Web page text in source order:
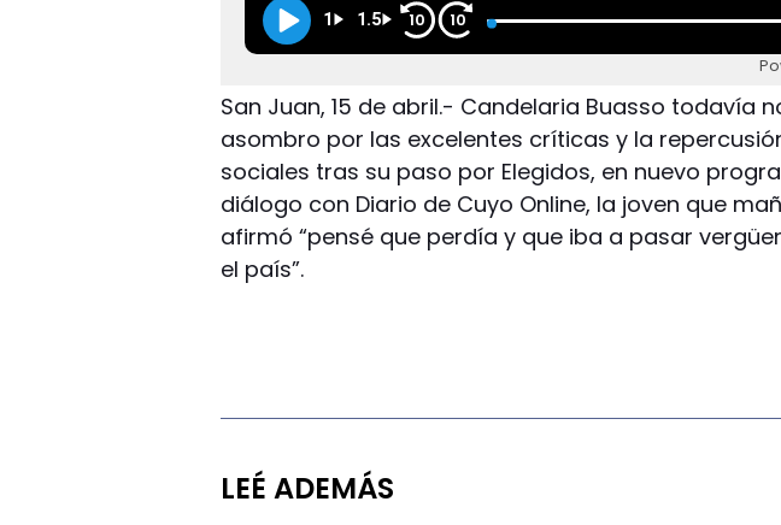
1 1.5 10 10
San Juan, 15 de abril.- Candelaria Buasso todavía
asombro por las excelentes críticas y la
sociales tras su paso por Elegidos, en nuevo
diálogo con Diario de Cuyo Online, la joven que
afirmó “pensé que perdía y que iba a pasar
el país”.
LEÉ ADEMÁS